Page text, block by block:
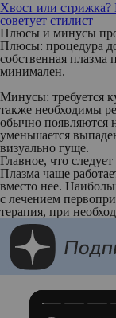
Хвост или
советует стилист
Плюсы и минусы
Плюсы: процедура
собственная плазма
минимален.
Минусы: требуется
также необходимы
обычно появляются
уменьшается
визуально гуще.
Главное, что
Плазма чаще
вместо нее.
с лечением
терапия, при